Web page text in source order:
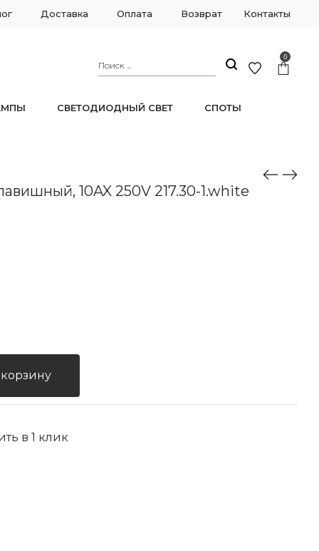
Доставка Оплата Возврат Контакты
0
СВЕТОДИОДНЫЙ СВЕТ СПОТЫ
10AX 250V 217.30-1.white
в 1 клик